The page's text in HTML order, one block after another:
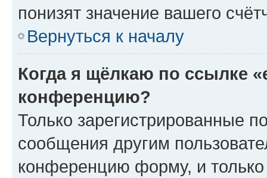
понизят значение вашего
Вернуться к началу
Когда я щёлкаю по ссылке
конференцию?
Только зарегистрированные
сообщения другим
конференцию форму, и